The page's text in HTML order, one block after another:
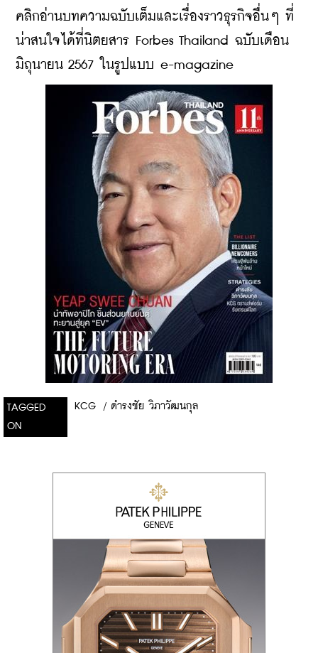
คลิกอ่านบทความฉบับเต็มและเรื่องราวธุรกิจอื่นๆ ที่
น่าสนใจได้ที่นิตยสาร Forbes Thailand ฉบับเดือน
มิถุนายน 2567 ในรูปแบบ e-magazine​
TAGGED
ON
KCG / ดำรงชัย วิภาวัฒนกุล